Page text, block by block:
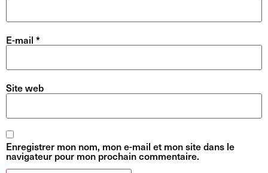
E-mail *
Site web
Enregistrer mon nom, mon e-mail et mon site dans le
navigateur pour mon prochain commentaire.